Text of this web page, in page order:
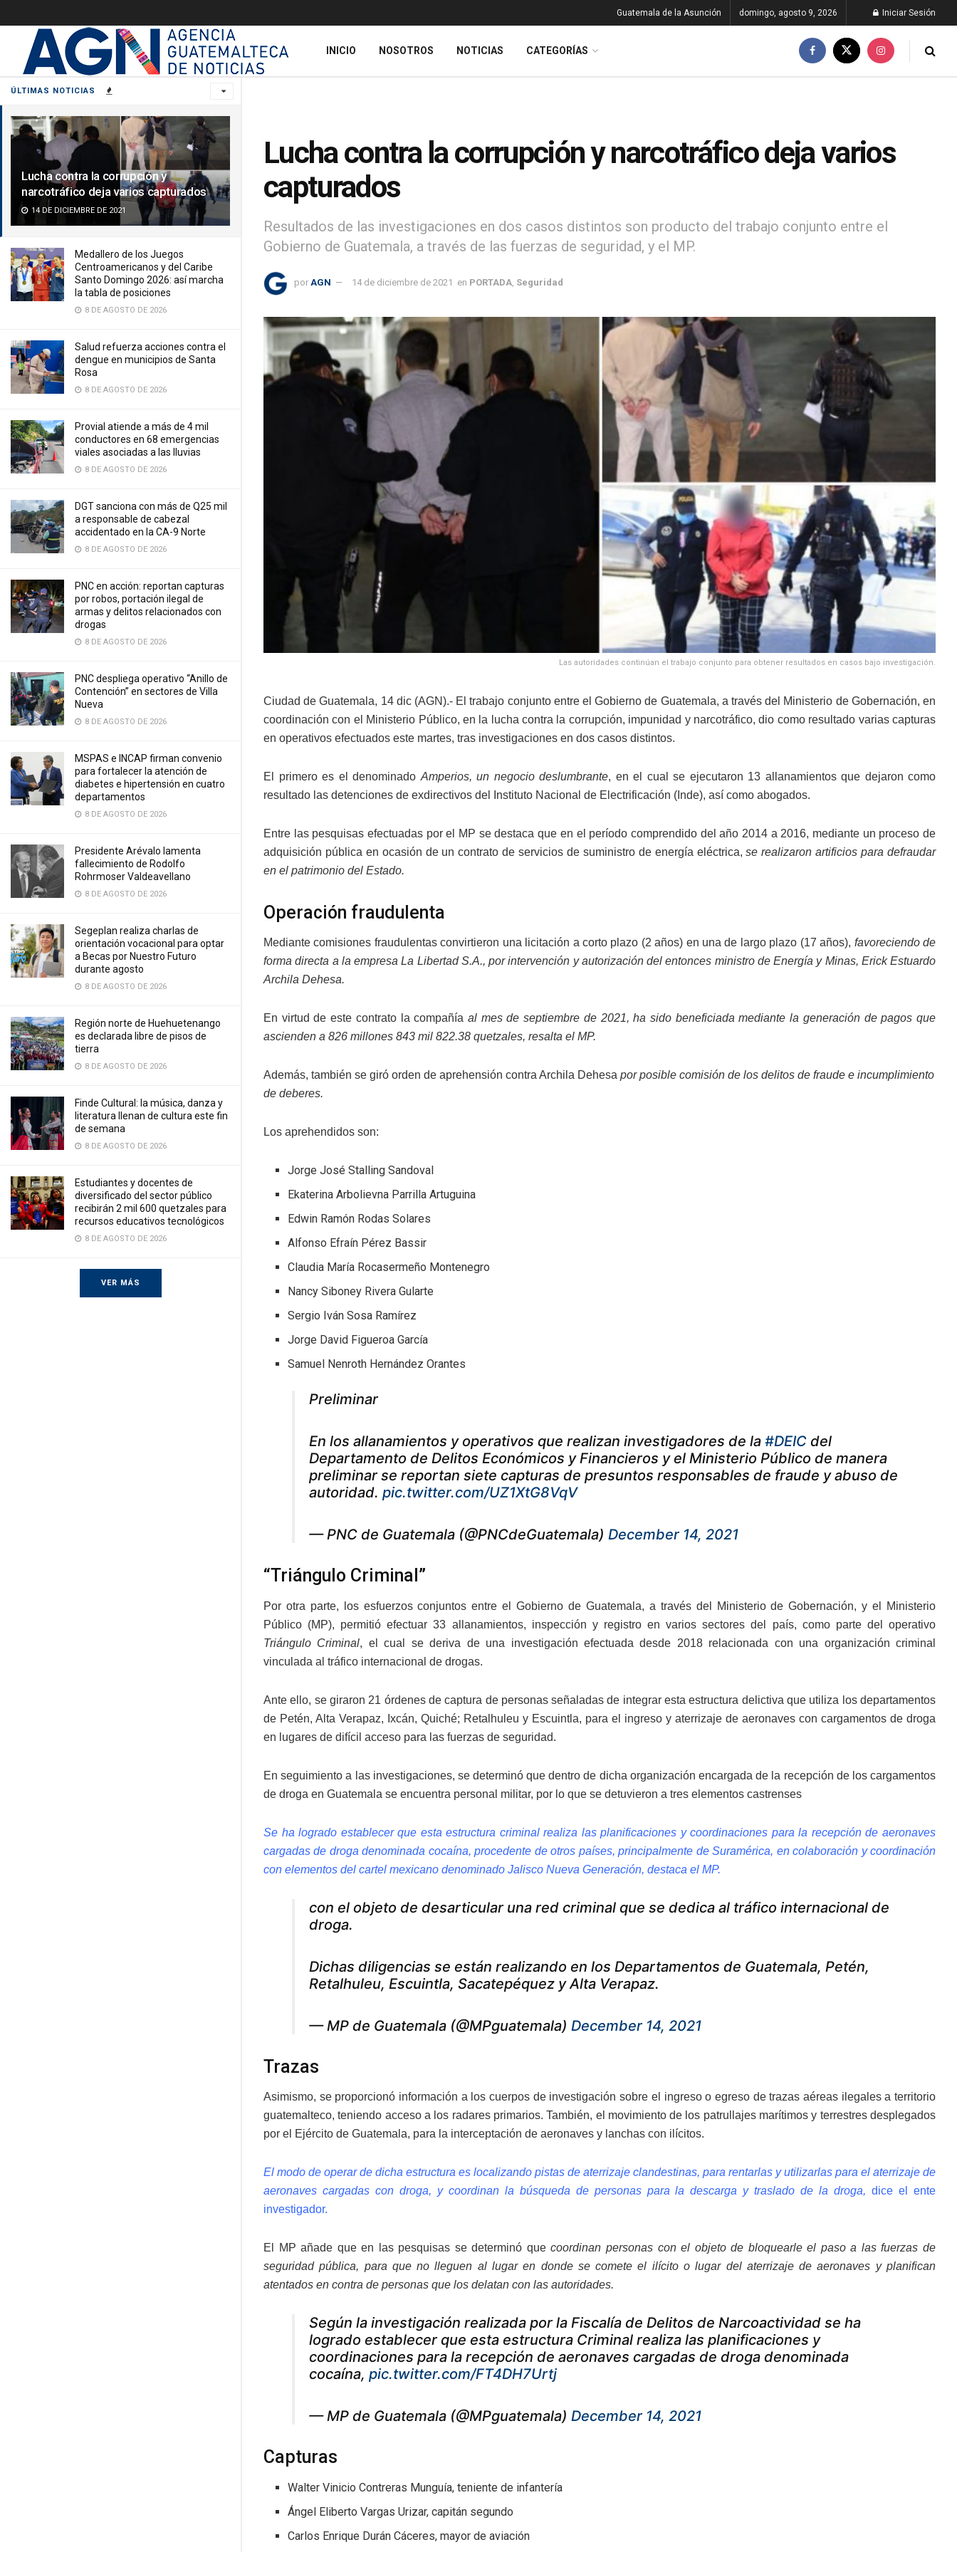
ÚLTIMAS NOTICIAS
Lucha contra la corrupción y
narcotráfico deja varios capturados
14 DE DICIEMBRE DE 2021
Medallero de los Juegos
Centroamericanos y del Caribe
Santo Domingo 2026: así marcha
la tabla de posiciones
8 DE AGOSTO DE 2026
Salud refuerza acciones contra el
dengue en municipios de Santa
Rosa
8 DE AGOSTO DE 2026
Provial atiende a más de 4 mil
conductores en 68 emergencias
viales asociadas a las lluvias
8 DE AGOSTO DE 2026
DGT sanciona con más de Q25 mil
a responsable de cabezal
accidentado en la CA-9 Norte
8 DE AGOSTO DE 2026
PNC en acción: reportan capturas
por robos, portación ilegal de
armas y delitos relacionados con
drogas
8 DE AGOSTO DE 2026
PNC despliega operativo “Anillo de
Contención” en sectores de Villa
Nueva
8 DE AGOSTO DE 2026
MSPAS e INCAP firman convenio
para fortalecer la atención de
diabetes e hipertensión en cuatro
departamentos
8 DE AGOSTO DE 2026
Presidente Arévalo lamenta
fallecimiento de Rodolfo
Rohrmoser Valdeavellano
8 DE AGOSTO DE 2026
Segeplan realiza charlas de
orientación vocacional para optar
a Becas por Nuestro Futuro
durante agosto
8 DE AGOSTO DE 2026
Región norte de Huehuetenango
es declarada libre de pisos de
tierra
8 DE AGOSTO DE 2026
Finde Cultural: la música, danza y
literatura llenan de cultura este fin
de semana
8 DE AGOSTO DE 2026
Estudiantes y docentes de
diversificado del sector público
recibirán 2 mil 600 quetzales para
recursos educativos tecnológicos
8 DE AGOSTO DE 2026
VER MÁS
Guatemala de la Asunción domingo, agosto 9, 2026 Iniciar Sesión
INICIO NOSOTROS NOTICIAS CATEGORÍAS
Lucha contra la corrupción y narcotráfico deja varios
capturados
Resultados de las investigaciones en dos casos distintos son producto del trabajo conjunto entre el
Gobierno de Guatemala, a través de las fuerzas de seguridad, y el MP.
por AGN 14 de diciembre de 2021 en PORTADA Seguridad
Las autoridades continúan el trabajo conjunto para obtener resultados en casos bajo investigación.
Ciudad de Guatemala, 14 dic (AGN).- ­El trabajo conjunto entre el Gobierno de Guatemala, a través del Ministerio de Gobernación, en
coordinación con el Ministerio Público, en la lucha contra la corrupción, impunidad y narcotráfico, dio como resultado varias capturas
en operativos efectuados este martes, tras investigaciones en dos casos distintos.
El primero es el denominado Amperios, un negocio deslumbrante, en el cual se ejecutaron 13 allanamientos que dejaron como
resultado las detenciones de exdirectivos del Instituto Nacional de Electrificación (Inde), así como abogados.
Entre las pesquisas efectuadas por el MP se destaca que en el período comprendido del año 2014 a 2016, mediante un proceso de
adquisición pública en ocasión de un contrato de servicios de suministro de energía eléctrica,se realizaron artificios para defraudar
en el patrimonio del Estado.
Operación fraudulenta
Mediante comisiones fraudulentas convirtieron una licitación a corto plazo (2 años) en una de largo plazo (17 años), favoreciendo de
forma directa a la empresa La Libertad S.A., por intervención y autorización del entonces ministro de Energía y Minas, Erick Estuardo
Archila Dehesa.
En virtud de este contrato la compañía al mes de septiembre de 2021, ha sido beneficiada mediante la generación de pagos que
ascienden a 826 millones 843 mil 822.38 quetzales, resalta el MP.
Además, también se giró orden de aprehensión contra Archila Dehesa por posible comisión de los delitos de fraude e incumplimiento
de deberes.
Los aprehendidos son:
Jorge José Stalling Sandoval
Ekaterina Arbolievna Parrilla Artuguina
Edwin Ramón Rodas Solares
Alfonso Efraín Pérez Bassir
Claudia María Rocasermeño Montenegro
Nancy Siboney Rivera Gularte
Sergio Iván Sosa Ramírez
Jorge David Figueroa García
Samuel Nenroth Hernández Orantes
Preliminar
En los allanamientos y operativos que realizan investigadores de la #DEIC del
Departamento de Delitos Económicos y Financieros y el Ministerio Público de manera
preliminar se reportan siete capturas de presuntos responsables de fraude y abuso de
autoridad. pic.twitter.com/UZ1XtG8VqV
— PNC de Guatemala (@PNCdeGuatemala) December 14, 2021
“Triángulo Criminal”
Por otra parte, los esfuerzos conjuntos entre el Gobierno de Guatemala, a través del Ministerio de Gobernación, y el Ministerio
Público (MP), permitió efectuar 33 allanamientos, inspección y registro en varios sectores del país, como parte del operativo
Triángulo Criminal, el cual se deriva de una investigación efectuada desde 2018 relacionada con una organización criminal
vinculada al tráfico internacional de drogas.
Ante ello, se giraron 21 órdenes de captura de personas señaladas de integrar esta estructura delictiva que utiliza los departamentos
de Petén, Alta Verapaz, Ixcán, Quiché; Retalhuleu y Escuintla, para el ingreso y aterrizaje de aeronaves con cargamentos de droga
en lugares de difícil acceso para las fuerzas de seguridad.
En seguimiento a las investigaciones, se determinó que dentro de dicha organización encargada de la recepción de los cargamentos
de droga en Guatemala se encuentra personal militar, por lo que se detuvieron a tres elementos castrenses
Se ha logrado establecer que esta estructura criminal realiza las planificaciones y coordinaciones para la recepción de aeronaves
cargadas de droga denominada cocaína, procedente de otros países, principalmente de Suramérica, en colaboración y coordinación
con elementos del cartel mexicano denominado Jalisco Nueva Generación, destaca el MP.
con el objeto de desarticular una red criminal que se dedica al tráfico internacional de
droga.
Dichas diligencias se están realizando en los Departamentos de Guatemala, Petén,
Retalhuleu, Escuintla, Sacatepéquez y Alta Verapaz.
— MP de Guatemala (@MPguatemala) December 14, 2021
Trazas
Asimismo, se proporcionó información a los cuerpos de investigación sobre el ingreso o egreso de trazas aéreas ilegales a territorio
guatemalteco, teniendo acceso a los radares primarios. También, el movimiento de los patrullajes marítimos y terrestres desplegados
por el Ejército de Guatemala, para la interceptación de aeronaves y lanchas con ilícitos.
El modo de operar de dicha estructura es localizando pistas de aterrizaje clandestinas, para rentarlas y utilizarlas para el aterrizaje de
aeronaves cargadas con droga, y coordinan la búsqueda de personas para la descarga y traslado de la droga,dice el ente
investigador.
El MP añade que en las pesquisas se determinó quecoordinan personas con el objeto de bloquearle el paso a las fuerzas de
seguridad pública, para que no lleguen al lugar en donde se comete el ilícito o lugar del aterrizaje de aeronaves y planifican
atentados en contra de personas que los delatan con las autoridades.
Según la investigación realizada por la Fiscalía de Delitos de Narcoactividad se ha
logrado establecer que esta estructura Criminal realiza las planificaciones y
coordinaciones para la recepción de aeronaves cargadas de droga denominada
cocaína, pic.twitter.com/FT4DH7Urtj
— MP de Guatemala (@MPguatemala) December 14, 2021
Capturas
Walter Vinicio Contreras Munguía, teniente de infantería
Ángel Eliberto Vargas Urizar, capitán segundo
Carlos Enrique Durán Cáceres, mayor de aviación